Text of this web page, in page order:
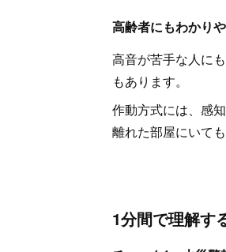
高齢者にもわかり
高音が苦手な人に
もあります。
作動方式には、感
離れた部屋にいて
1分間で理解す